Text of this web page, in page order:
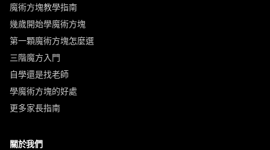
魔術方塊教學指南
幾歲開始學魔術方塊
第一顆魔術方塊怎麼選
三階魔方入門
自學還是找老師
學魔術方塊的好處
更多家長指南
關於我們